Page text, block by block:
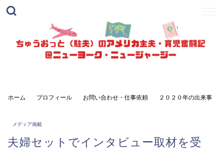
ホーム プロフィール お問い合わせ・仕事依頼 ２０２０年の出来事
メディア掲載
夫婦セットでインタビュー取材を受